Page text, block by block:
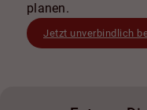
planen.
Jetzt unverbindlich